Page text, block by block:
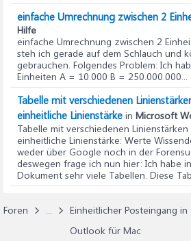
einfache Umrechnung zwischen 2
Hilfe
einfache Umrechnung zwischen 2
steh ich gerade auf dem Schlauch und
gebrauchen. Folgendes Problem: Ich
Einheiten A = 10.000 B = 250.000.000...
Tabelle mit verschiedenen
einheitliche Linienstärke in Microsoft
Tabelle mit verschiedenen
einheitliche Linienstärke: Werte
weder über Google noch in der
deswegen frage ich nun hier: Ich habe
Dokument sehr viele Tabellen. Diese
Foren ...
Einheitlicher Posteingang in
Outlook für Mac